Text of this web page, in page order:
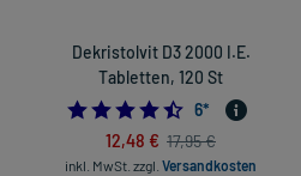
Dekristolvit D3 2000 I.E.
Tabletten, 120 St
4.5
6*
12,48 € 17,95 €
inkl. MwSt. zzgl. Versandkosten